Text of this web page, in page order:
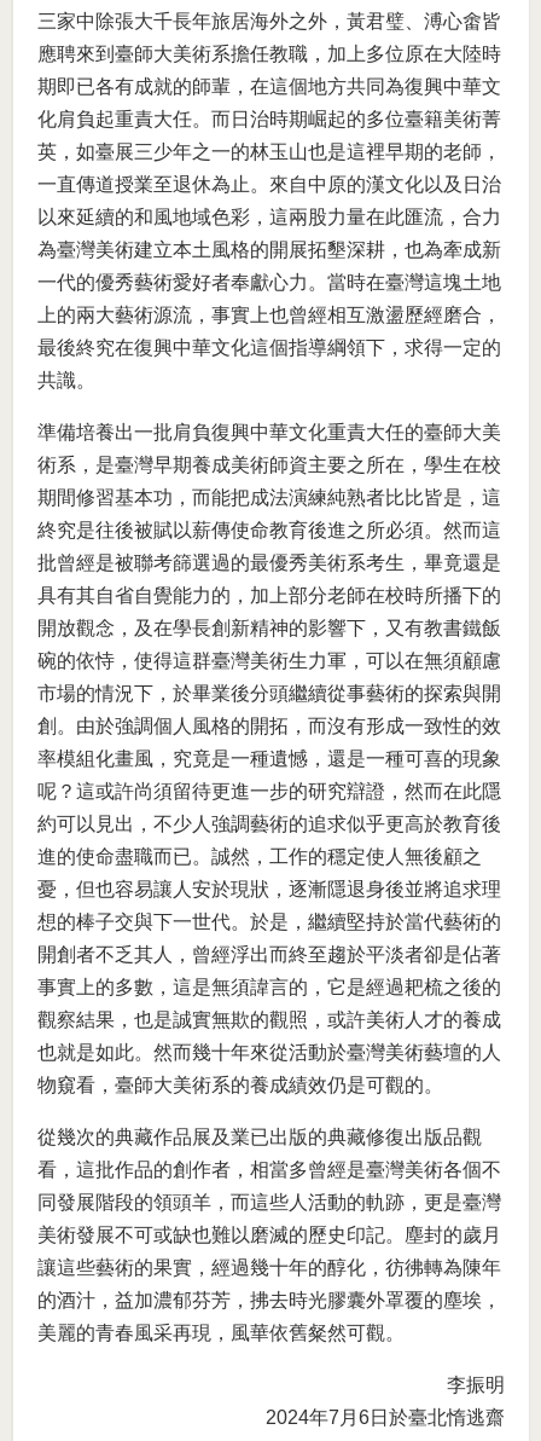
三家中除張大千長年旅居海外之外，黃君璧、溥心畬皆
應聘來到臺師大美術系擔任教職，加上多位原在大陸時
期即已各有成就的師輩，在這個地方共同為復興中華文
化肩負起重責大任。而日治時期崛起的多位臺籍美術菁
英，如臺展三少年之一的林玉山也是這裡早期的老師，
一直傳道授業至退休為止。來自中原的漢文化以及日治
以來延續的和風地域色彩，這兩股力量在此匯流，合力
為臺灣美術建立本土風格的開展拓墾深耕，也為牽成新
一代的優秀藝術愛好者奉獻心力。當時在臺灣這塊土地
上的兩大藝術源流，事實上也曾經相互激盪歷經磨合，
最後終究在復興中華文化這個指導綱領下，求得一定的
共識。
準備培養出一批肩負復興中華文化重責大任的臺師大美
術系，是臺灣早期養成美術師資主要之所在，學生在校
期間修習基本功，而能把成法演練純熟者比比皆是，這
終究是往後被賦以薪傳使命教育後進之所必須。然而這
批曾經是被聯考篩選過的最優秀美術系考生，畢竟還是
具有其自省自覺能力的，加上部分老師在校時所播下的
開放觀念，及在學長創新精神的影響下，又有教書鐵飯
碗的依恃，使得這群臺灣美術生力軍，可以在無須顧慮
市場的情況下，於畢業後分頭繼續從事藝術的探索與開
創。由於強調個人風格的開拓，而沒有形成一致性的效
率模組化畫風，究竟是一種遺憾，還是一種可喜的現象
呢？這或許尚須留待更進一步的研究辯證，然而在此隱
約可以見出，不少人強調藝術的追求似乎更高於教育後
進的使命盡職而已。誠然，工作的穩定使人無後顧之
憂，但也容易讓人安於現狀，逐漸隱退身後並將追求理
想的棒子交與下一世代。於是，繼續堅持於當代藝術的
開創者不乏其人，曾經浮出而終至趨於平淡者卻是佔著
事實上的多數，這是無須諱言的，它是經過耙梳之後的
觀察結果，也是誠實無欺的觀照，或許美術人才的養成
也就是如此。然而幾十年來從活動於臺灣美術藝壇的人
物窺看，臺師大美術系的養成績效仍是可觀的。
從幾次的典藏作品展及業已出版的典藏修復出版品觀
看，這批作品的創作者，相當多曾經是臺灣美術各個不
同發展階段的領頭羊，而這些人活動的軌跡，更是臺灣
美術發展不可或缺也難以磨滅的歷史印記。塵封的歲月
讓這些藝術的果實，經過幾十年的醇化，彷彿轉為陳年
的酒汁，益加濃郁芬芳，拂去時光膠囊外罩覆的塵埃，
美麗的青春風采再現，風華依舊粲然可觀。
李振明
2024年7月6日於臺北惰逃齋